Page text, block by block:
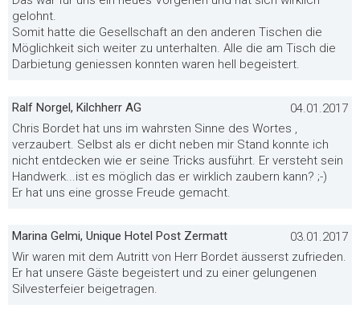
gelohnt.
Somit hatte die Gesellschaft an den anderen Tischen die
Möglichkeit sich weiter zu unterhalten. Alle die am Tisch die
Darbietung geniessen konnten waren hell begeistert.
Ralf Norgel, Kilchherr AG
04.01.2017
Chris Bordet hat uns im wahrsten Sinne des Wortes ,
verzaubert. Selbst als er dicht neben mir Stand konnte ich
nicht entdecken wie er seine Tricks ausführt. Er versteht sein
Handwerk...ist es möglich das er wirklich zaubern kann? ;-)
Er hat uns eine grosse Freude gemacht.
Marina Gelmi, Unique Hotel Post Zermatt
03.01.2017
Wir waren mit dem Autritt von Herr Bordet äusserst zufrieden.
Er hat unsere Gäste begeistert und zu einer gelungenen
Silvesterfeier beigetragen.